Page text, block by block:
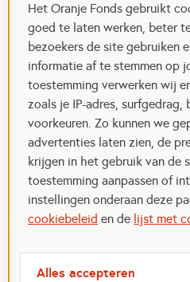
Het Oranje Fonds gebruikt
goed te laten werken, beter
bezoekers de site gebruiken
informatie af te stemmen op
toestemming verwerken wij
zoals je IP-adres, surfgedrag,
voorkeuren. Zo kunnen we
advertenties laten zien, de
krijgen in het gebruik van de
toestemming aanpassen of
instellingen onderaan deze
cookiebeleid en de lijst met
Alles accepteren